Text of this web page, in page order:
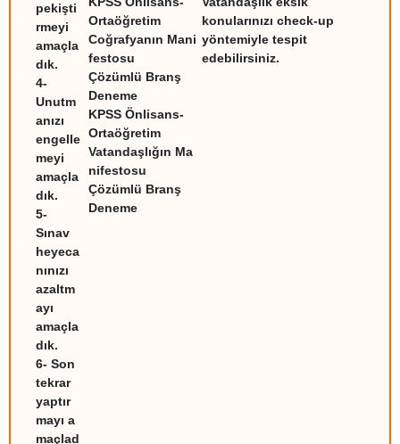
pekişti
rmeyi
amaçla
dık.
4-
Unutm
anızı
engelle
meyi
amaçla
dık.
5-
Sınav
heyeca
nınızı
azaltm
ayı
amaçla
dık.
6- Son
tekrar
yaptır
mayı a
maçlad
Ortaöğretim
Coğrafyanın Mani
festosu
Çözümlü Branş
Deneme
KPSS Önlisans-
Ortaöğretim
Vatandaşlığın Ma
nifestosu
Çözümlü Branş
Deneme
konularınızı check-up
yöntemiyle tespit
edebilirsiniz.